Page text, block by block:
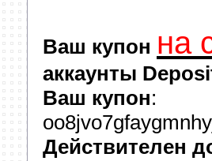
Ваш купон на
аккаунты
Ваш купон:
Действителен